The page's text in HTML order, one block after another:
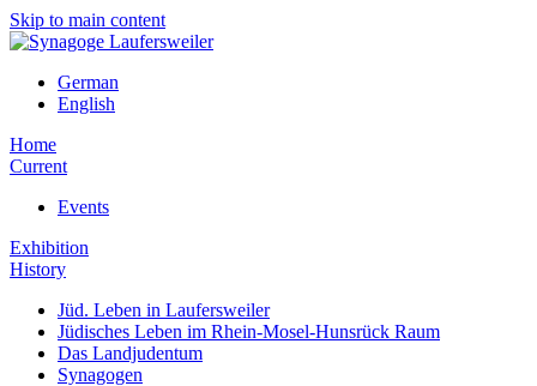
Skip to main content
German
English
Home
Current
Events
Exhibition
History
Jüd. Leben in Laufersweiler
Jüdisches Leben im Rhein-Mosel-Hunsrück Raum
Das Landjudentum
Synagogen